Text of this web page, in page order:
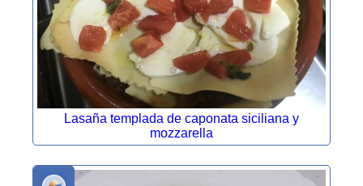
Lasaña templada de caponata siciliana y
mozzarella